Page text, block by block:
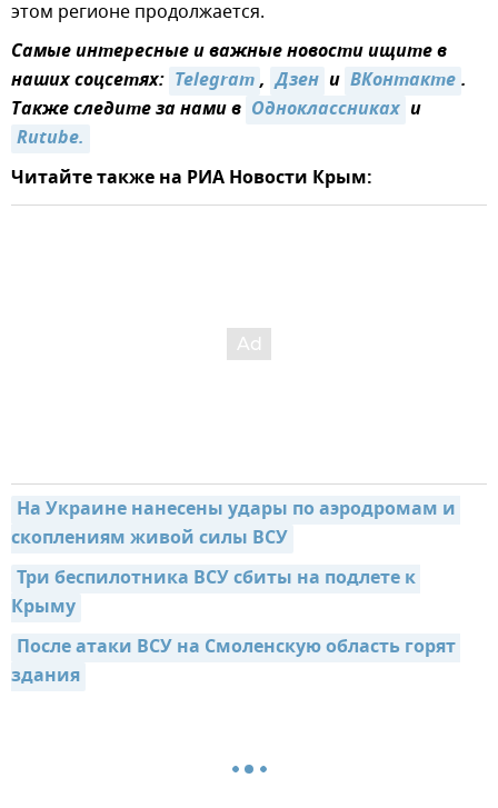
этом регионе продолжается.
Самые интересные и важные новости ищите в
наших соцсетях: Telegram, Дзен и ВКонтакте.
Также следите за нами в Одноклассниках и
Rutube.
Читайте также на РИА Новости Крым:
На Украине нанесены удары по аэродромам и
скоплениям живой силы ВСУ
Три беспилотника ВСУ сбиты на подлете к
Крыму
После атаки ВСУ на Смоленскую область горят
здания